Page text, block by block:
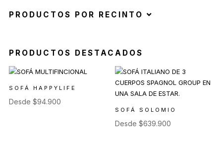
PRODUCTOS POR RECINTO
PRODUCTOS DESTACADOS
SOFÁ HAPPYLIFE
Desde $94.900
SOFÁ SOLOMIO
Desde$639.900